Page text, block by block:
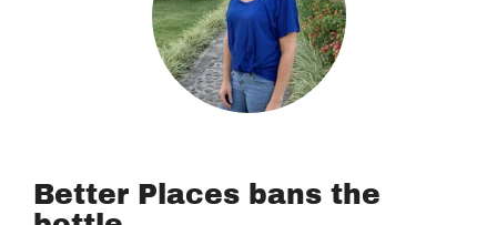
Better Places bans the